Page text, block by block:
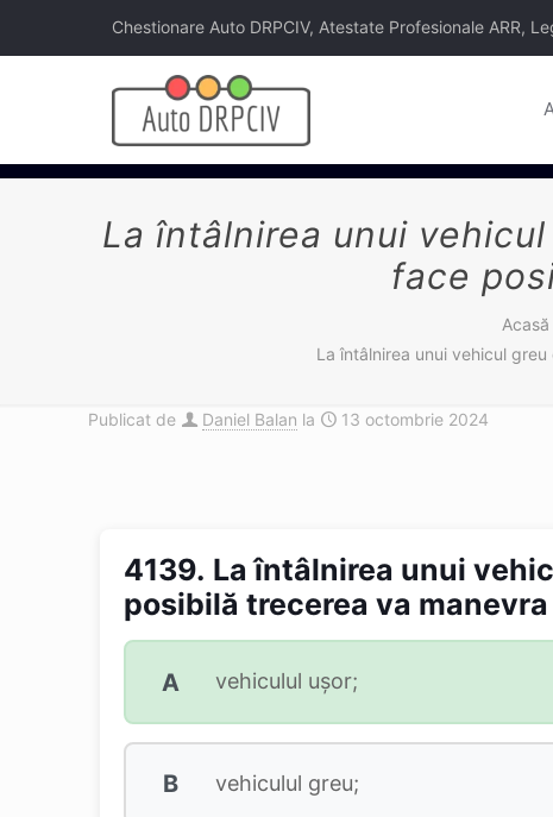
Chestionare Auto DRPCIV, Atestate Profesionale ARR,
La întâlnirea unui
face
Acasă
La întâlnirea unui vehicul
Publicat de Daniel Balan la 13 octombrie 2024
4139. La întâlnirea unui
posibilă trecerea va
A vehiculul ușor;
B vehiculul greu;